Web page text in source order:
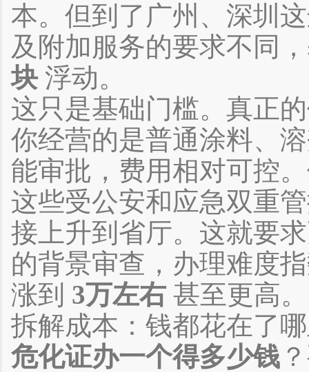
本。但到了广州、深圳
及附加服务的要求不同
块 浮动。
这只是基础门槛。真正
你经营的是普通涂料、
能审批，费用相对可控
这些受公安和应急双重
接上升到省厅。这就要
的背景审查，办理难度
涨到 3万左右 甚至更高。
拆解成本：钱都花在了
危化证办一个得多少钱